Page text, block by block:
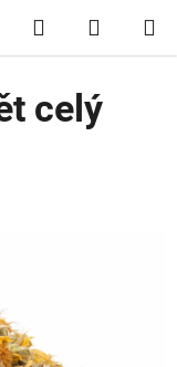
Hledat
KOŠÍK
celý